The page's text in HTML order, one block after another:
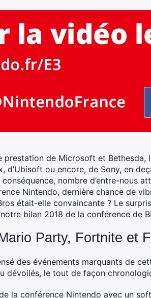
prestation de Microsoft et
d’Ubisoft ou encore, de Sony, en
nombre d’entre-nous
Nintendo, dernière chance de
était-elle convaincante ? Le
bilan 2018 de la conférence de
Party, Fortnite et
des événements marquants de
dévoilés, le tout de façon
la conférence Nintendo avec un